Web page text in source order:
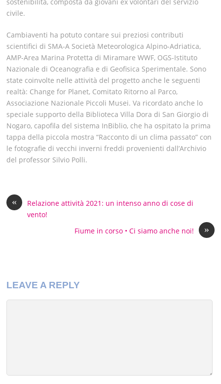
civile.
Cambiaventi ha potuto contare sui preziosi contributi
scientifici di SMA-A Società Meteorologica Alpino-Adriatica,
AMP-Area Marina Protetta di Miramare WWF, OGS-Istituto
Nazionale di Oceanografia e di Geofisica Sperimentale. Sono
state coinvolte nelle attività del progetto anche le seguenti
realtà: Change for Planet, Comitato Ritorno al Parco,
Associazione Nazionale Piccoli Musei. Va ricordato anche lo
speciale supporto della Biblioteca Villa Dora di San Giorgio di
Nogaro, capofila del sistema InBiblio, che ha ospitato la prima
tappa della piccola mostra “Racconto di un clima passato” con
le fotografie di vecchi inverni freddi provenienti dall’Archivio
del professor Silvio Polli.
«
Relazione attività 2021: un intenso anno di cose di
vento!
»
Fiume in corso • Ci siamo anche noi!
LEAVE A REPLY